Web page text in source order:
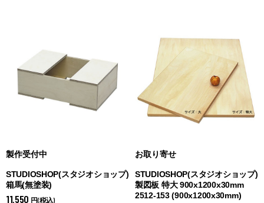
製作受付中
STUDIOSHOP(スタジオショップ)
箱馬(無塗装)
11,550 円(税込)
お取り寄せ
STUDIOSHOP(スタジオショップ)
製図板 特大 900x1200x30mm
2512-153 (900x1200x30mm)